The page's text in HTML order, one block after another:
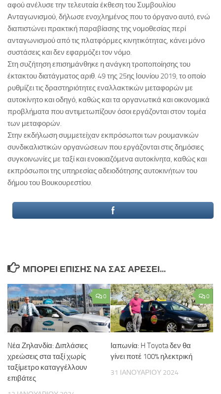
αφού ανέλυσε την τελευταία έκθεση του Συμβουλίου
Ανταγωνισμού, δήλωσε ενοχλημένος που το όργανο αυτό, ενώ
διαπιστώνει πρακτική παραβίασης της νομοθεσίας περί
ανταγωνισμού από τις πλατφόρμες κινητικότητας, κάνει μόνο
συστάσεις και δεν εφαρμόζει τον νόμο.
Στη συζήτηση επισημάνθηκε η ανάγκη τροποποίησης του
έκτακτου διατάγματος αριθ. 49 της 25ης Ιουνίου 2019, το οποίο
ρυθμίζει τις δραστηριότητες εναλλακτικών μεταφορών με
αυτοκίνητο και οδηγό, καθώς και τα οργανωτικά και οικονομικά
προβλήματα που αντιμετωπίζουν όσοι εργάζονται στον τομέα
των μεταφορών.
Στην εκδήλωση συμμετείχαν εκπρόσωποι των ρουμανικών
συνδικαλιστικών οργανώσεων που εργάζονται στις δημόσιες
συγκοινωνίες με ταξί και ενοικιαζόμενα αυτοκίνητα, καθώς και
εκπρόσωποι της υπηρεσίας αδειοδότησης αυτοκινήτων του
δήμου του Βουκουρεστίου.
ΜΠΟΡΕΊ ΕΠΊΣΗΣ ΝΑ ΣΑΣ ΑΡΈΣΕΙ...
0
Nέα Ζηλανδία: Διπλάσιες
χρεώσεις στα ταξί χωρίς
ταξίμετρο καταγγέλλουν
επιβάτες
0
Ιαπωνία: H Toyota δεν θα
γίνει ποτέ 100% ηλεκτρική
31 ΙΑΝΟΥΑΡΊΟΥ 2024